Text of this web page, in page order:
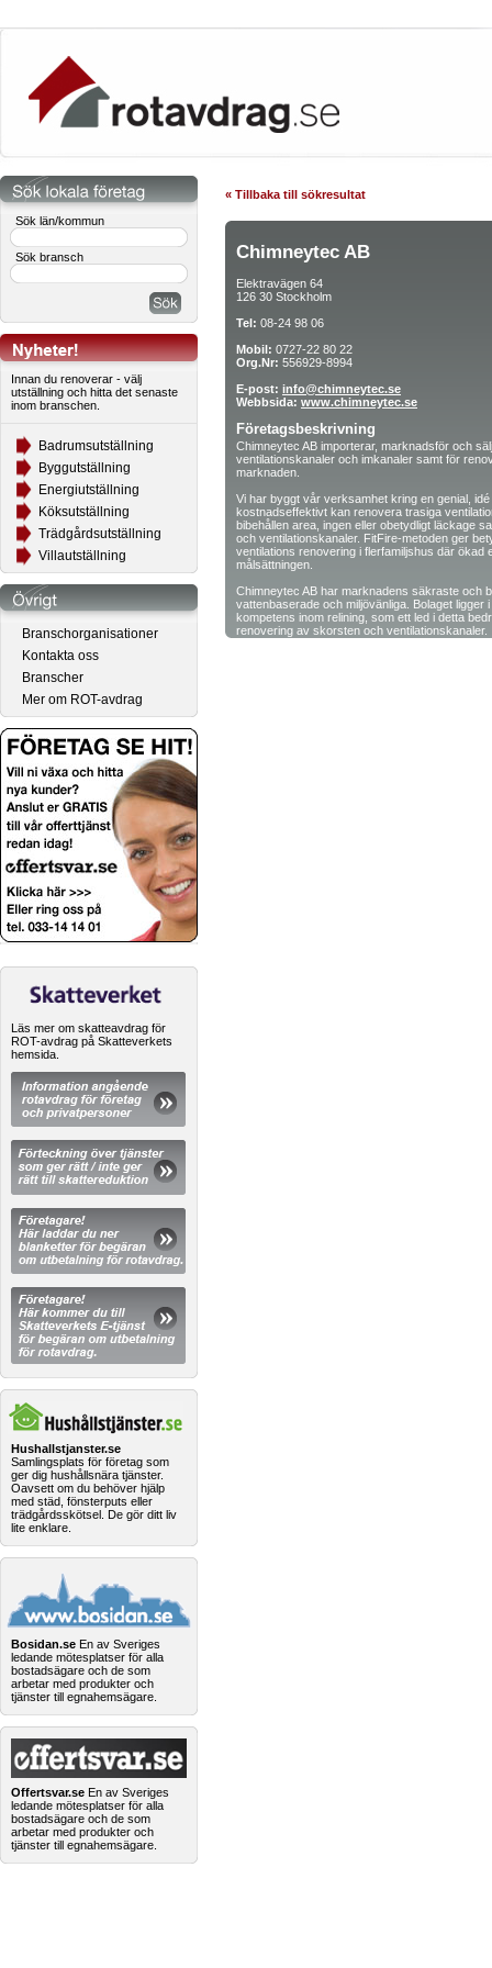
Sök län/kommun
Sök bransch
Innan du renoverar - välj
utställning och hitta det senaste
inom branschen.
Badrumsutställning
Byggutställning
Energiutställning
Köksutställning
Trädgårdsutställning
Villautställning
Branschorganisationer
Kontakta oss
Branscher
Mer om ROT-avdrag
Läs mer om skatteavdrag för
ROT-avdrag på Skatteverkets
hemsida.
Hushallstjanster.se
Samlingsplats för företag som
ger dig hushållsnära tjänster.
Oavsett om du behöver hjälp
med städ, fönsterputs eller
trädgårdsskötsel. De gör ditt liv
lite enklare.
Bosidan.se En av Sveriges
ledande mötesplatser för alla
bostadsägare och de som
arbetar med produkter och
tjänster till egnahemsägare.
Offertsvar.se En av Sveriges
ledande mötesplatser för alla
bostadsägare och de som
arbetar med produkter och
tjänster till egnahemsägare.
« Tillbaka till sökresultat
Chimneytec AB
Elektravägen 64
126 30 Stockholm
Tel: 08-24 98 06
Mobil: 0727-22 80 22
Org.Nr: 556929-8994
E-post: info@chimneytec.se
Webbsida: www.chimneytec.se
Företagsbeskrivning
Chimneytec AB importerar, marknadsför och
ventilationskanaler och imkanaler samt för
marknaden.
Vi har byggt vår verksamhet kring en genial,
kostnadseffektivt kan renovera trasiga
bibehållen area, ingen eller obetydligt läckage
och ventilationskanaler. FitFire-metoden ger
ventilations renovering i flerfamiljshus där
målsättningen.
Chimneytec AB har marknadens säkraste och
vattenbaserade och miljövänliga. Bolaget
kompetens inom relining, som ett led i detta
renovering av skorsten och ventilationskanaler.